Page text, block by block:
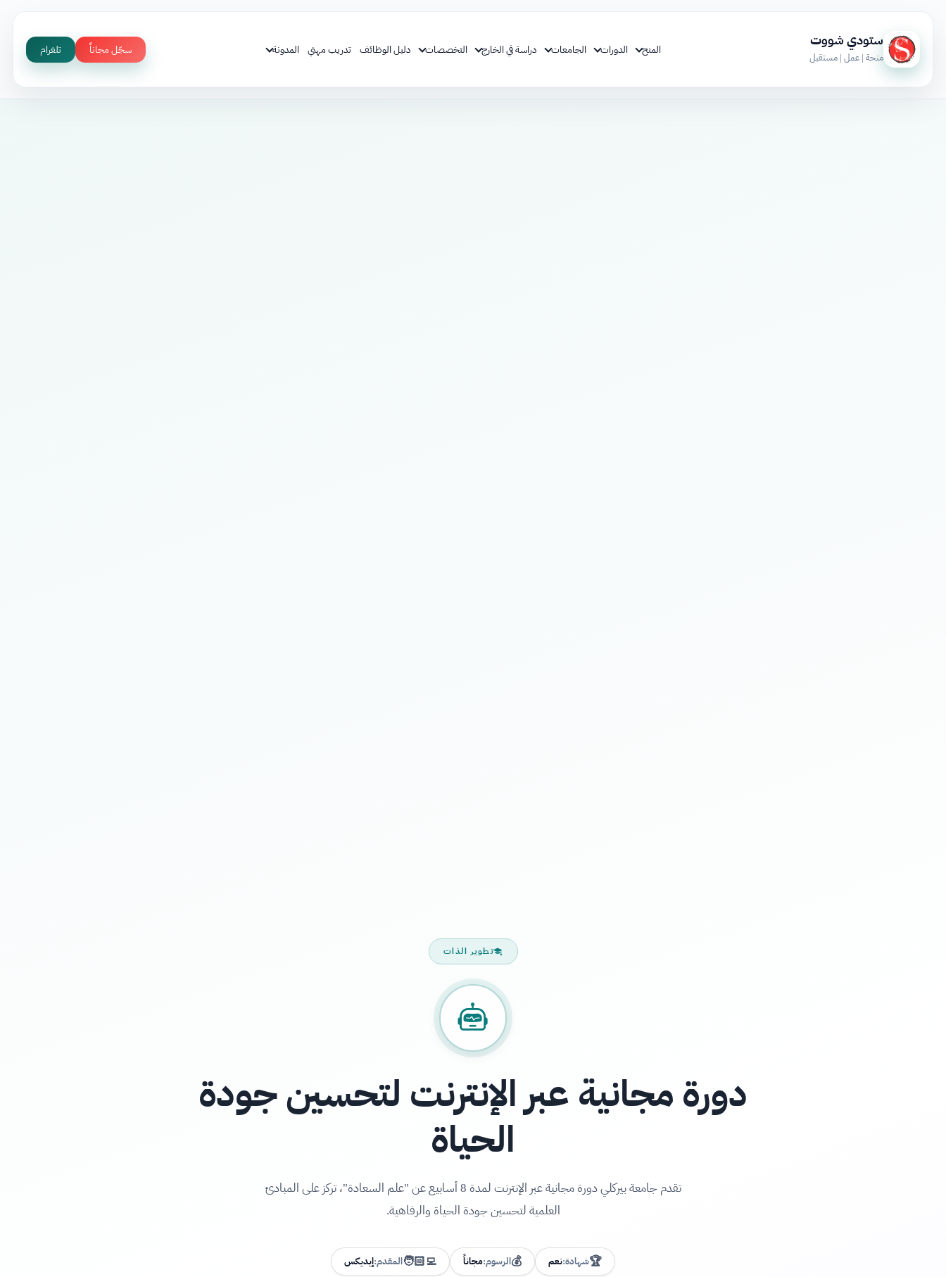
ستودي شووت
منحة | عمل | مستقبل
المنح الدورات الجامعات دراسة في الخارج التخصصات دليل الوظائف تدريب مهني المدونة سجّل مجاناً تلغرام
تطوير الذات
دورة مجانية عبر الإنترنت لتحسين جودة
الحياة
تقدم جامعة بيركلي دورة مجانية عبر الإنترنت لمدة 8 أسابيع عن "علم السعادة"، تركز على المبادئ
العلمية لتحسين جودة الحياة والرفاهية.
🏆شهادة:نعم 💰الرسوم:مجاناً 🧑🏻‍💻المقدم:إيديكس